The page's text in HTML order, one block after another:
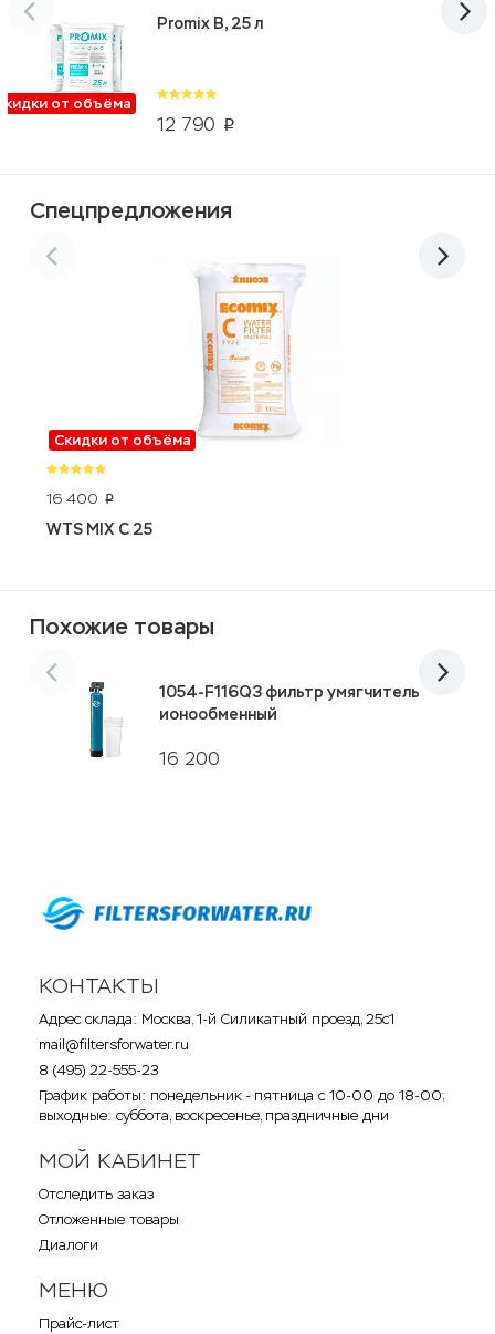
от объёма
12 790 p
Promix B, 25 л
Спецпредложения
Скидки от объёма
16 400 p
WTS MIX C 25
Похожие товары
16 200
1054-F116Q3 фильтр умягчитель
ионообменный
КОНТАКТЫ
Адрес склада: Москва, 1-й Силикатный проезд, 25с1
mail@filtersforwater.ru
8 (495) 22-555-23
График работы: понедельник - пятница с 10-00 до 18-00;
выходные: суббота, воскресенье, праздничные дни
МОЙ КАБИНЕТ
Отследить заказ
Отложенные товары
Диалоги
МЕНЮ
Прайс-лист